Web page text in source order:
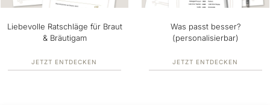
Liebevolle Ratschläge für Braut
& Bräutigam
JETZT ENTDECKEN
Was passt besser?
(personalisierbar)
JETZT ENTDECKEN